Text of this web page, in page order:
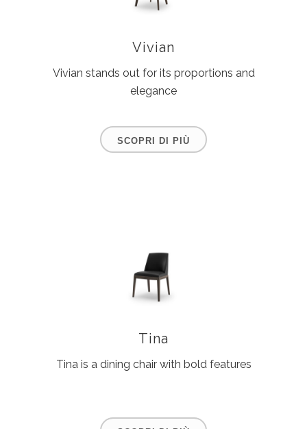
Vivian
Vivian stands out for its proportions and
elegance
SCOPRI DI PIÙ
Tina
Tina is a dining chair with bold features